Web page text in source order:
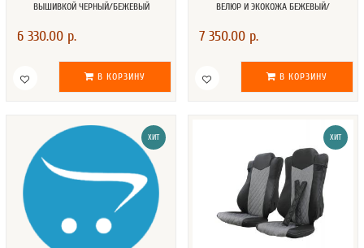
ВЫШИВКОЙ ЧЕРНЫЙ/БЕЖЕВЫЙ
6 330.00 р.
В КОРЗИНУ
ВЕЛЮР И ЭКОКОЖА БЕЖЕВЫЙ/
7 350.00 р.
В КОРЗИНУ
ХИТ ХИТ